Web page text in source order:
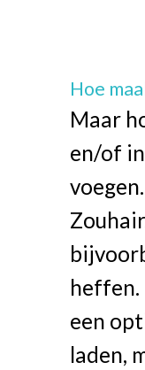
Hoe
Maar
en/of
heffen.
een
laden,